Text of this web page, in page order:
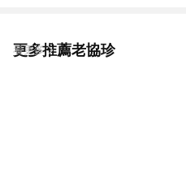
更多推薦老協珍
看更多